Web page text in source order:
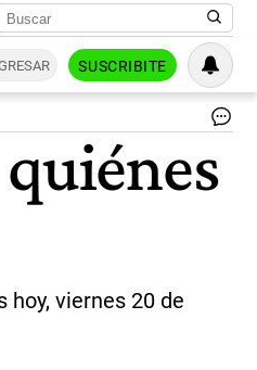
SUSCRIBITE
hoy, viernes 20 de